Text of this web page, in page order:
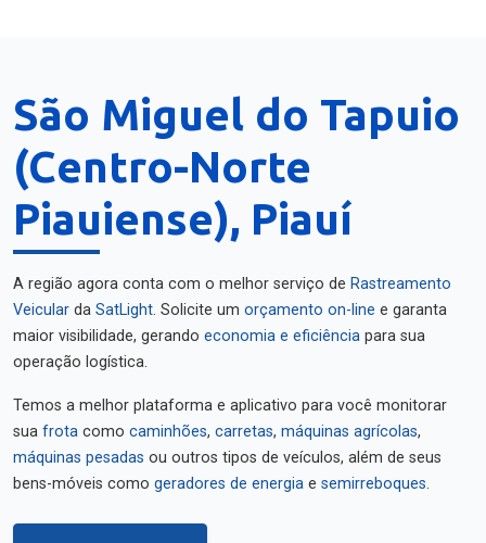
São Miguel do Tapuio
(Centro-Norte
Piauiense), Piauí
A região agora conta com o melhor serviço de Rastreamento
Veicular da SatLight. Solicite um orçamento on-line e garanta
maior visibilidade, gerando economia e eficiência para sua
operação logística.
Temos a melhor plataforma e aplicativo para você monitorar
sua frota como caminhões, carretas, máquinas agrícolas,
máquinas pesadas ou outros tipos de veículos, além de seus
bens-móveis como geradores de energia e semirreboques.